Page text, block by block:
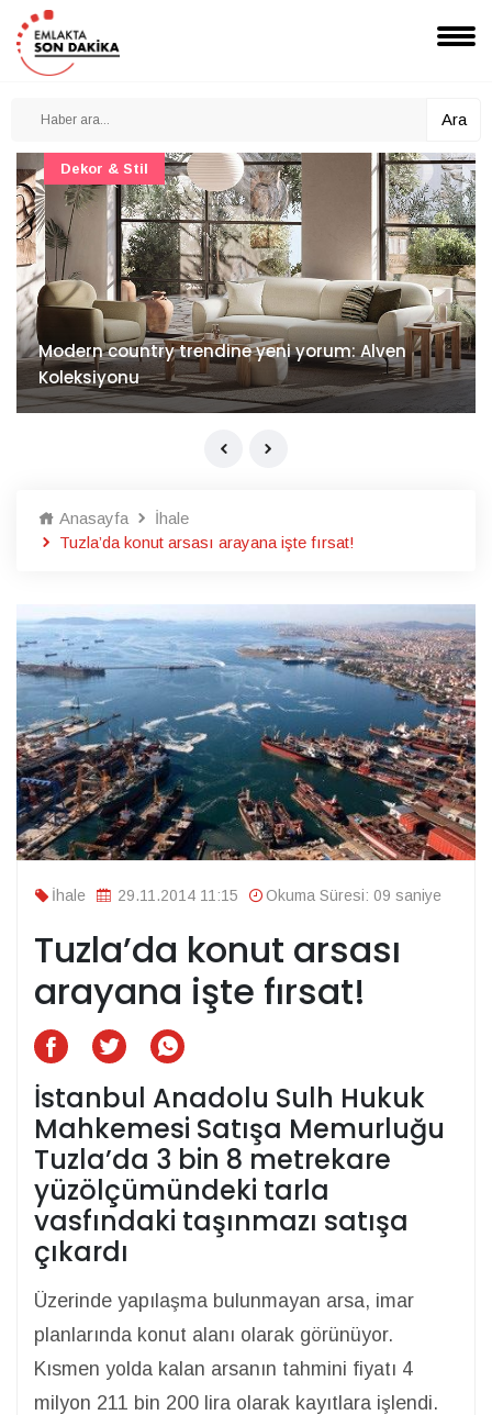
Ara
Modern country trendine yeni yorum: Alven
Koleksiyonu
Dekor & Stil
Anasayfa
İhale
Tuzla’da konut arsası arayana işte fırsat!
İhale 29.11.2014 11:15 Okuma Süresi: 09 saniye
Tuzla’da konut arsası
arayana işte fırsat!
İstanbul Anadolu Sulh Hukuk
Mahkemesi Satışa Memurluğu
Tuzla’da 3 bin 8 metrekare
yüzölçümündeki tarla
vasfındaki taşınmazı satışa
çıkardı
Üzerinde yapılaşma bulunmayan arsa, imar
planlarında konut alanı olarak görünüyor.
Kısmen yolda kalan arsanın tahmini fiyatı 4
milyon 211 bin 200 lira olarak kayıtlara işlendi.